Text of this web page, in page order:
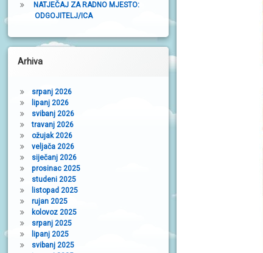
NATJEČAJ ZA RADNO MJESTO:
ODGOJITELJ/ICA
Arhiva
srpanj 2026
lipanj 2026
svibanj 2026
travanj 2026
ožujak 2026
veljača 2026
siječanj 2026
prosinac 2025
studeni 2025
listopad 2025
rujan 2025
kolovoz 2025
srpanj 2025
lipanj 2025
svibanj 2025